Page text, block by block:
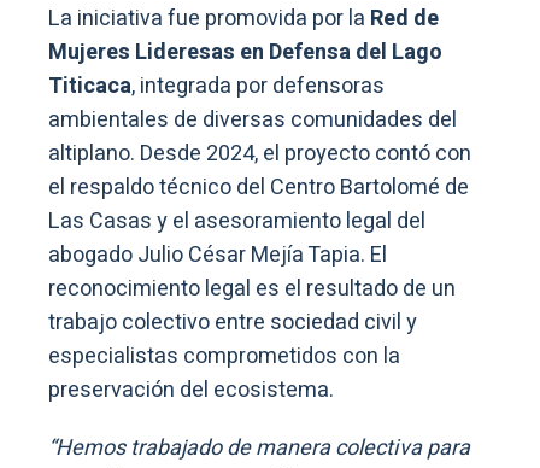
La iniciativa fue promovida por la Red de
Mujeres Lideresas en Defensa del Lago
Titicaca, integrada por defensoras
ambientales de diversas comunidades del
altiplano. Desde 2024, el proyecto contó con
el respaldo técnico del Centro Bartolomé de
Las Casas y el asesoramiento legal del
abogado Julio César Mejía Tapia. El
reconocimiento legal es el resultado de un
trabajo colectivo entre sociedad civil y
especialistas comprometidos con la
preservación del ecosistema.
“Hemos trabajado de manera colectiva para